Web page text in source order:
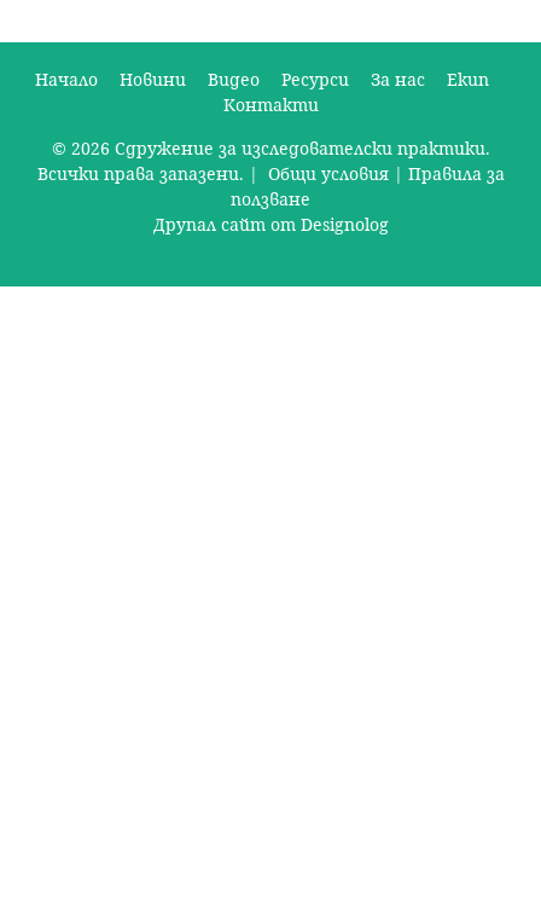
с
в
Начало Новини Видео Ресурси За нас
Екип
Контакти
© 2026 Сдружение за изследователски практики.
Всички права запазени. | Общи условия| Правила за
ползване
Друпал сайт от Designolog